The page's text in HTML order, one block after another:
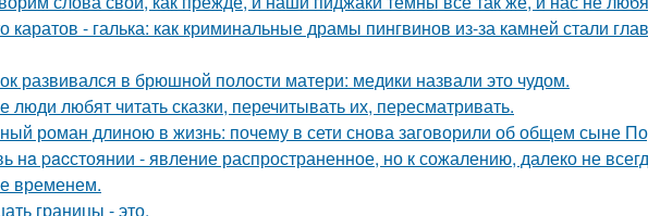
каратов - галька: как криминальные драмы пингвинов из-за камней стали
развивался в брюшной полости матери: медики назвали это чудом.
люди любят читать сказки, перечитывать их, пересматривать.
роман длиною в жизнь: почему в сети снова заговорили об общем сыне
нa pacстоянии - явление распространенное, но к сожалению, далеко не
временем.
границы - это.